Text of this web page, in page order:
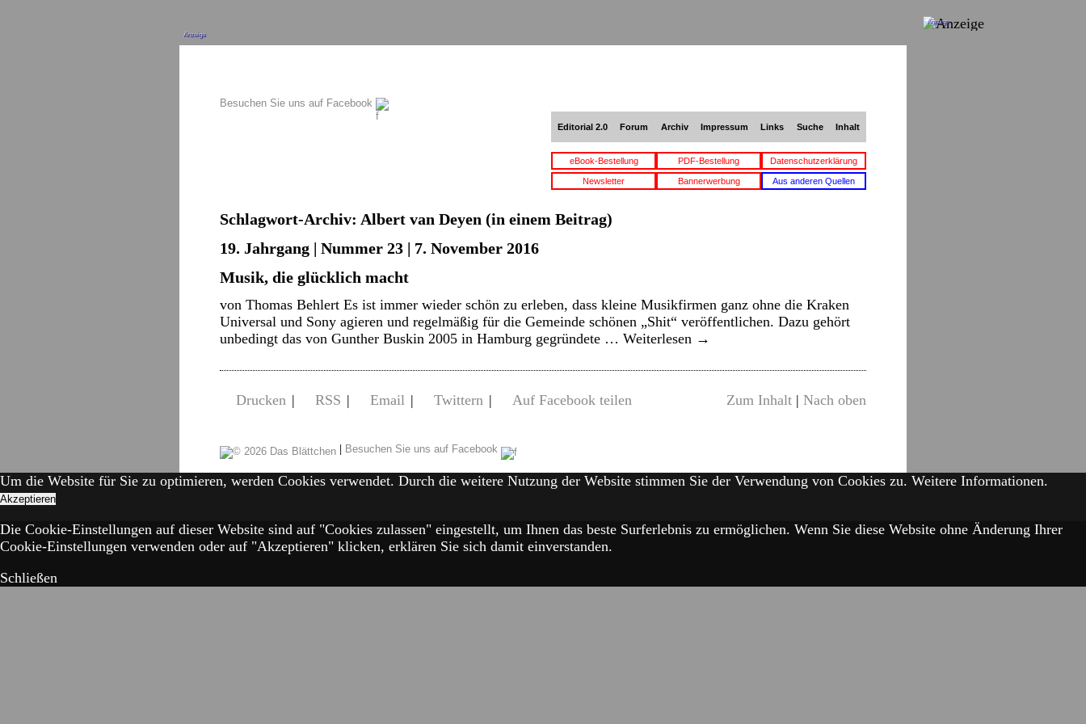
Anzeige
Besuchen Sie uns auf Facebook
Editorial 2.0 Forum Archiv Impressum Links Suche Inhalt
eBook-Bestellung PDF-Bestellung Datenschutzerklärung
Newsletter Bannerwerbung Aus anderen Quellen
Schlagwort-Archiv: Albert van Deyen (in einem Beitrag)
19. Jahrgang | Nummer 23 | 7. November 2016
Musik, die glücklich macht
von Thomas Behlert Es ist immer wieder schön zu erleben, dass kleine Musikfirmen ganz ohne die Kraken
Universal und Sony agieren und regelmäßig für die Gemeinde schönen „Shit“ veröffentlichen. Dazu gehört
unbedingt das von Gunther Buskin 2005 in Hamburg gegründete … Weiterlesen →
Drucken | RSS | Email | Twittern | Auf Facebook teilen Zum Inhalt | Nach oben
| Besuchen Sie uns auf Facebook
Anzeige
Um die Website für Sie zu optimieren, werden Cookies verwendet. Durch die weitere Nutzung der Website stimmen Sie der Verwendung von Cookies zu. Weitere Informationen.
Akzeptieren
Die Cookie-Einstellungen auf dieser Website sind auf "Cookies zulassen" eingestellt, um Ihnen das beste Surferlebnis zu ermöglichen. Wenn Sie diese Website ohne Änderung Ihrer
Cookie-Einstellungen verwenden oder auf "Akzeptieren" klicken, erklären Sie sich damit einverstanden.
Schließen